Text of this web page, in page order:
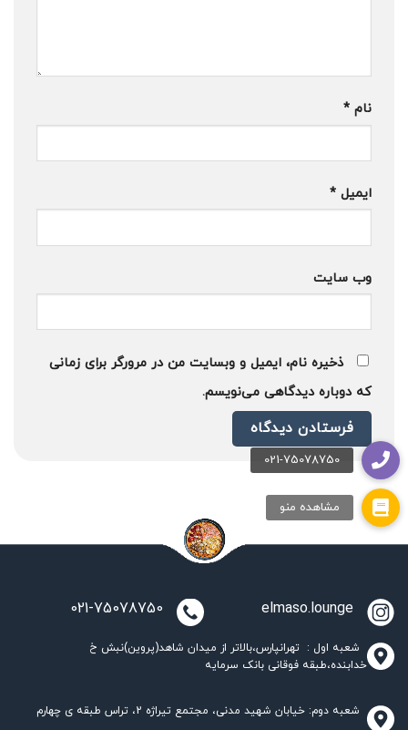
نام *
ایمیل *
وب‌ سایت
ذخیره نام، ایمیل و وبسایت من در مرورگر برای زمانی
که دوباره دیدگاهی می‌نویسم.
elmaso.lounge
شعبه اول : تهرانپارس،بالاتر از میدان شاهد(پروین)نبش خ
خدابنده،طبقه فوقانی بانک سرمایه
شعبه دوم: خیابان شهید مدنی، مجتمع تیراژه 2، تراس طبقه ی چهارم